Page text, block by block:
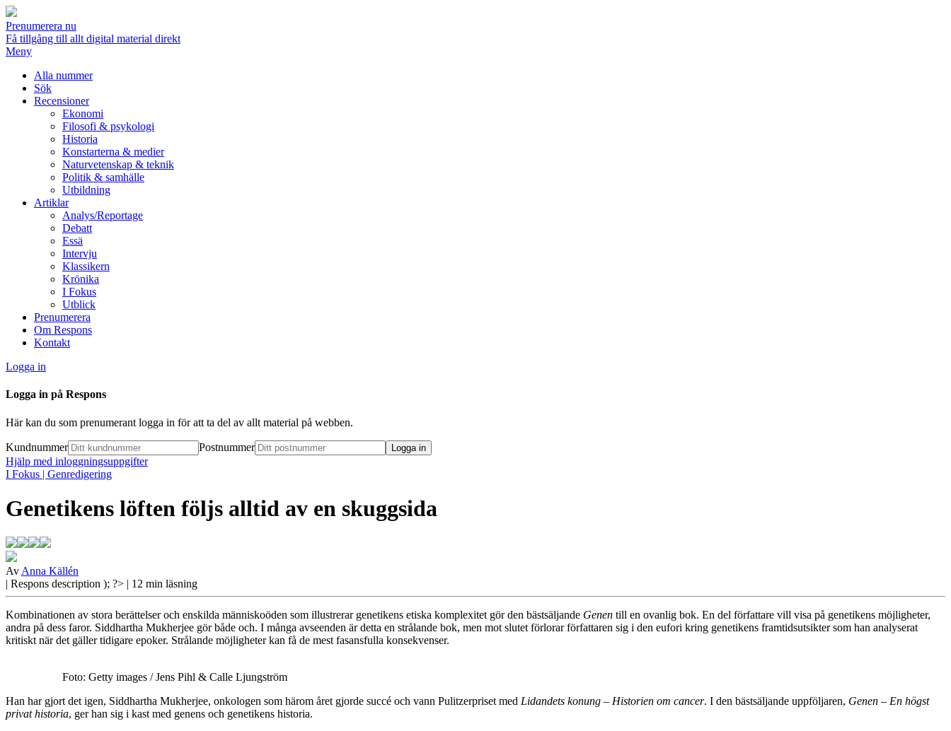
Prenumerera nu
Få tillgång till allt digital material direkt
Meny
Alla nummer
Sök
Recensioner
Ekonomi
Filosofi & psykologi
Historia
Konstarterna & medier
Naturvetenskap & teknik
Politik & samhälle
Utbildning
Artiklar
Analys/Reportage
Debatt
Essä
Intervju
Klassikern
Krönika
I Fokus
Utblick
Prenumerera
Om Respons
Kontakt
Logga in
Logga in på Respons
Här kan du som prenumerant logga in för att ta del av allt material på webben.
Kundnummer
Postnummer
Hjälp med inloggningsuppgifter
I Fokus | Genredigering
Genetikens löften följs alltid av en skuggsida
AvAnna Källén
| Respons description ); ?> | 12 min läsning
Kombinationen av stora berättelser och enskilda människoöden som illustrerar genetikens etiska komplexitet gör den bästsäljande Genen till en ovanlig bok. En del författare vill visa på genetikens möjligheter,
andra på dess faror. Siddhartha Mukherjee gör både och. I många avseenden är detta en strålande bok, men mot slutet förlorar författaren sig i den eufori kring genetikens framtidsutsikter som han analyserat
kritiskt när det gäller tidigare epoker. Strålande möjligheter kan få de mest fasansfulla konsekvenser.
Foto: Getty images / Jens Pihl & Calle Ljungström
Han har gjortdet igen, Siddhartha Mukherjee, onkologen som härom året gjorde succé och vann Pulitzerpriset med Lidandets konung – Historien om cancer. I den bästsäljande uppföljaren, Genen – En högst
privat historia, ger han sig i kast med genens och genetikens historia.